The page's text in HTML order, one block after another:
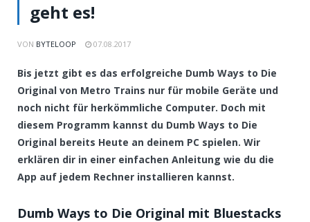
geht es!
VON BYTELOOP 07.08.2017
Bis jetzt gibt es das erfolgreiche Dumb Ways to Die
Original von Metro Trains nur für mobile Geräte und
noch nicht für herkömmliche Computer. Doch mit
diesem Programm kannst du Dumb Ways to Die
Original bereits Heute an deinem PC spielen. Wir
erklären dir in einer einfachen Anleitung wie du die
App auf jedem Rechner installieren kannst.
Dumb Ways to Die Original mit Bluestacks